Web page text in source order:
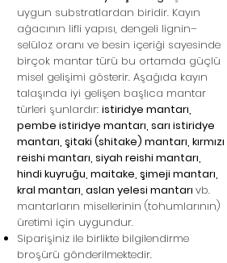
uygun substratlardan biridir. Kayın
ağacının lifli yapısı, dengeli lignin–
selüloz oranı ve besin içeriği sayesinde
birçok mantar türü bu ortamda güçlü
misel gelişimi gösterir. Aşağıda kayın
talaşında iyi gelişen başlıca mantar
türleri şunlardır: istiridye mantarı,
pembe istiridye mantarı, sarı istiridye
mantarı, şitaki (shitake) mantarı, kırmızı
reishi mantarı, siyah reishi mantarı,
hindi kuyruğu, maitake, şimeji mantarı,
kral mantarı, aslan yelesi mantarı vb.
mantarların misellerinin (tohumlarının)
üretimi için uygundur.
Siparişiniz ile birlikte bilgilendirme
broşürü gönderilmektedir.